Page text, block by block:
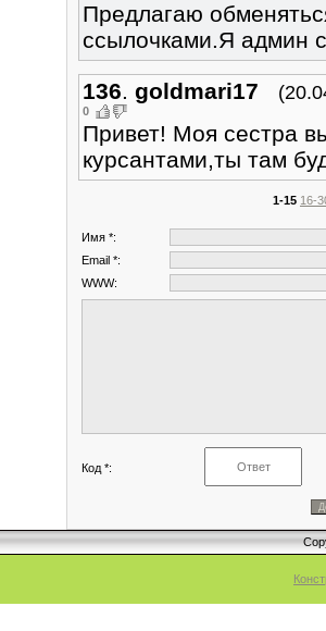
Предлагаю
ссылочками.Я админ
136. goldmari17
0
Привет! Моя сестра
курсантами,ты там
1-15 16-
Имя *:
Email *:
WWW:
Код *: